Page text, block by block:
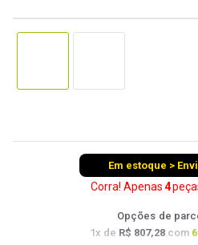
Em estoque >
Corra! Apenas4
Opções de
1x de R$ 807,28com 6
8º
9º
10